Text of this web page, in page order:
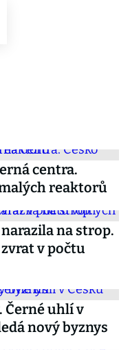
centra.
reaktorů
na strop.
v počtu
Černé uhlí v
nový byznys